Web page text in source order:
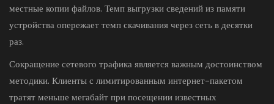
местные копии файлов. Темп выгрузки сведений из памяти
устройства опережает темп скачивания через сеть в десятки
раз.
Сокращение сетевого трафика является важным достоинством
методики. Клиенты с лимитированным интернет-пакетом
тратят меньше мегабайт при посещении известных